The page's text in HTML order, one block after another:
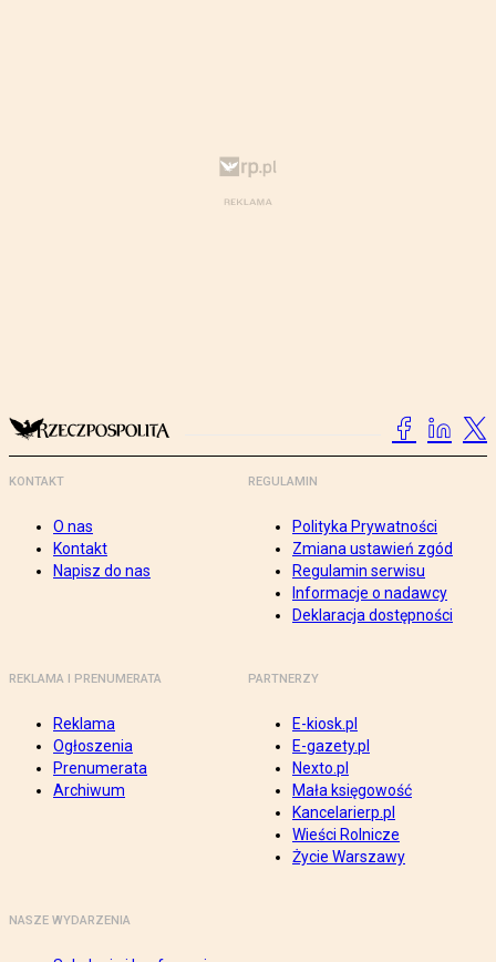
KONTAKT
O nas
Kontakt
Napisz do nas
REGULAMIN
Polityka Prywatności
Zmiana ustawień zgód
Regulamin serwisu
Informacje o nadawcy
Deklaracja dostępności
REKLAMA I PRENUMERATA
Reklama
Ogłoszenia
Prenumerata
Archiwum
PARTNERZY
E-kiosk.pl
E-gazety.pl
Nexto.pl
Mała księgowość
Kancelarierp.pl
Wieści Rolnicze
Życie Warszawy
NASZE WYDARZENIA